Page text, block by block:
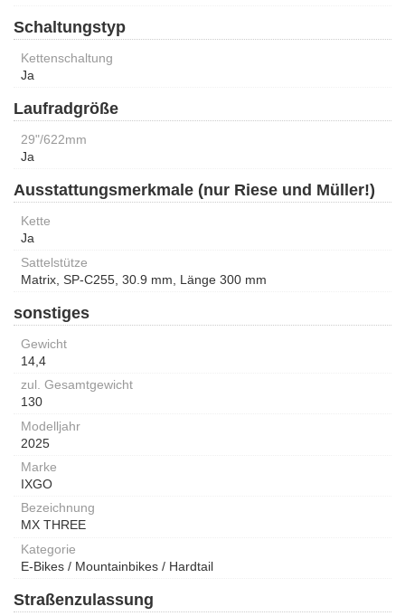
Schaltungstyp
Kettenschaltung
Ja
Laufradgröße
29"/622mm
Ja
Ausstattungsmerkmale (nur Riese und Müller!)
Kette
Ja
Sattelstütze
Matrix, SP-C255, 30.9 mm, Länge 300 mm
sonstiges
Gewicht
14,4
zul. Gesamtgewicht
130
Modelljahr
2025
Marke
IXGO
Bezeichnung
MX THREE
Kategorie
E-Bikes / Mountainbikes / Hardtail
Straßenzulassung